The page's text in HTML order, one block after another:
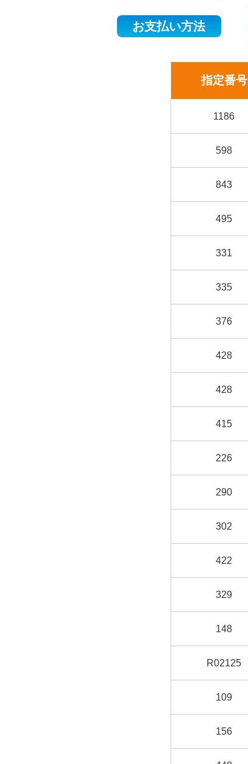
お支払い方法
指定番号
1186
598
843
495
331
335
376
428
428
415
226
290
302
422
329
148
R02125
109
156